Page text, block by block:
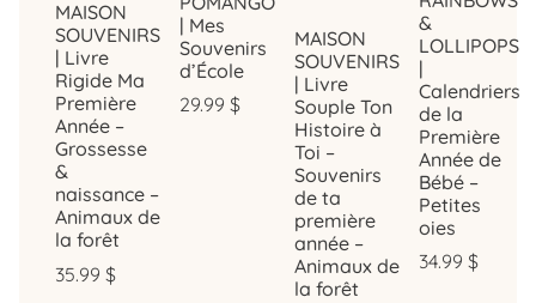
MAISON
SOUVENIRS
| Livre
Rigide Ma
Première
Année –
Grossesse
&
naissance –
Animaux de
la forêt
35.99 $
| Mes
Souvenirs
d’École
29.99 $
MAISON
SOUVENIRS
| Livre
Souple Ton
Histoire à
Toi –
Souvenirs
de ta
première
année –
Animaux de
la forêt
&
LOLLIPOPS
|
Calendriers
de la
Première
Année de
Bébé –
Petites
oies
34.99 $